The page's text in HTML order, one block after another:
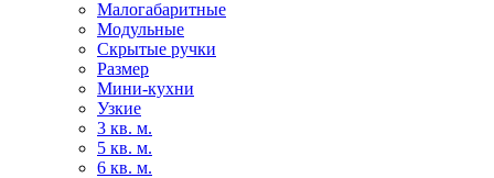
Малогабаритные
Модульные
Скрытые ручки
Размер
Мини-кухни
Узкие
3 кв. м.
5 кв. м.
6 кв. м.